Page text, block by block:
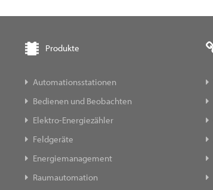
Produkte
Automationsstationen
Bedienen und Beobachten
Elektro-Energiezähler
Feldgeräte
Energiemanagement
Raumautomation